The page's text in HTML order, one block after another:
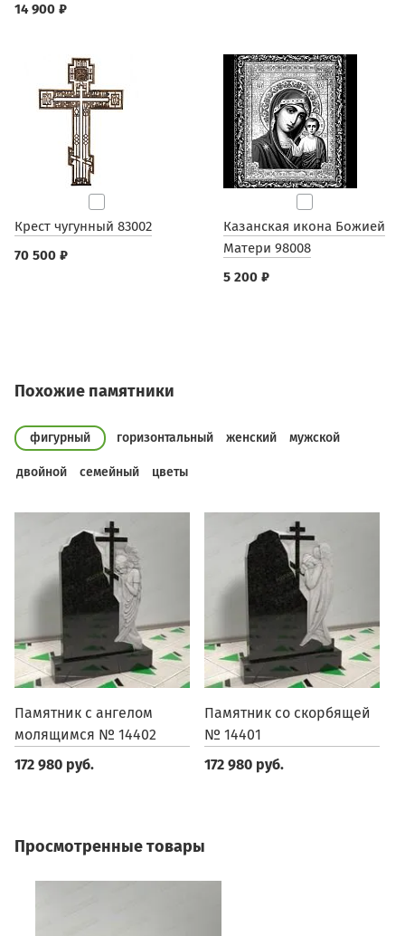
14 900 ₽
Крест чугунный 83002
70 500 ₽
Казанская икона Божией
Матери 98008
5 200 ₽
Похожие памятники
фигурный горизонтальный женский мужской
двойной семейный цветы
Памятник с ангелом
молящимся № 14402
172 980 руб.
Памятник со скорбящей
№ 14401
172 980 руб.
Просмотренные товары